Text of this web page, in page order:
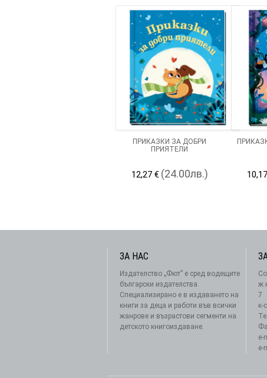
ПРИКАЗКИ ЗА ДОБРИ
ПРИЯТЕЛИ
12,27 € (24.00лв.)
ЗА НАС
Издателство „Фют” е сред водещите
български издателства.
Специализирано е в издаването на
книги за деца и работи във всички
жанрове и възрастови сегменти на
детското книгоиздаване.
7
к-
e-
e-